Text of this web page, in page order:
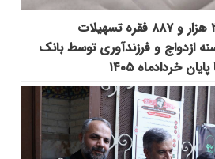
پرداخت ۳ هزار و ۸۸۷ فقره تسهیلات
ازدواج و فرزندآوری توسط بانک
خردادماه ۱۴۰۵